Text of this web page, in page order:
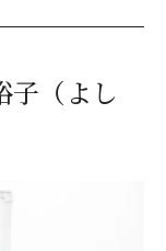
子（よし